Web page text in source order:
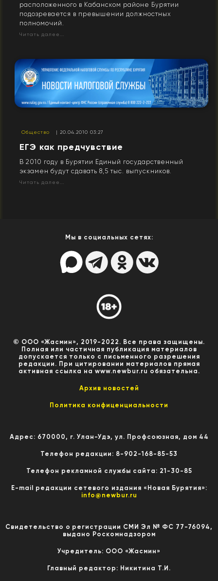
расположенного в Кабанском районе Бурятии
подозревается в превышении должностных
полномочий.
Читать далее...
Общество | 20.04.2010 03:27
ЕГЭ как предчувствие
В 2010 году в Бурятии Единый государственный
экзамен будут сдавать 8,5 тыс. выпускников.
Читать далее...
Мы в социальных сетях:
© ООО «Жасмин», 2019-2022. Все права защищены.
Полная или частичная публикация материалов
допускается только с письменного разрешения
редакции. При цитировании материалов прямая
активная ссылка на www.newbur.ru обязательна.
Архив новостей
Политика конфиценциальности
Адрес: 670000, г. Улан-Удэ, ул. Профсоюзная, дом 44
Телефон редакции: 8-902-168-85-53
Телефон рекламной службы сайта: 21-30-85
E-mail редакции сетевого издания «Новая Бурятия»:
info@newbur.ru
Свидетельство о регистрации СМИ Эл № ФС 77-76094,
выдано Роскомнадзором
Учредитель: ООО «Жасмин»
Главный редактор: Никитина Т.И.